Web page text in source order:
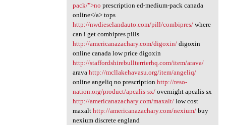
pack/">no prescription ed-medium-pack canada
online</a> tops
http://nwdieselandauto.com/pill/combipres/where
can i get combipres pills
http://americanazachary.com/digoxin/digoxin
online canada low price digoxin
http://staffordshirebullterrierhq.com/item/arava/
arava http://mcllakehavasu.org/item/angeliq/
online angeliq no prescription http://reso-
nation.org/product/apcalis-sx/overnight apcalis sx
http://americanazachary.com/maxalt/low cost
maxalt http://americanazachary.com/nexium/buy
nexium discrete england